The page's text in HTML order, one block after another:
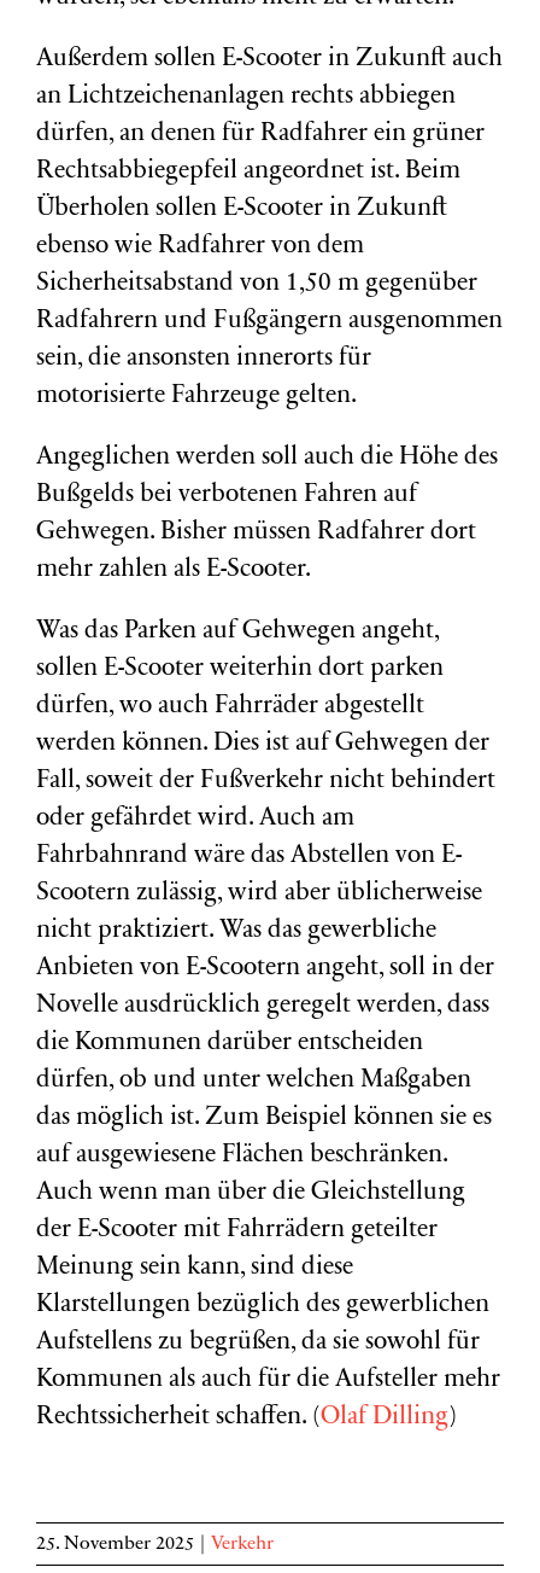
Außerdem sollen E-Scooter in Zukunft auch
an Lichtzeichenanlagen rechts abbiegen
dürfen, an denen für Radfahrer ein grüner
Rechtsabbiegepfeil angeordnet ist. Beim
Überholen sollen E-Scooter in Zukunft
ebenso wie Radfahrer von dem
Sicherheitsabstand von 1,50 m gegenüber
Radfahrern und Fußgängern ausgenommen
sein, die ansonsten innerorts für
motorisierte Fahrzeuge gelten.
Angeglichen werden soll auch die Höhe des
Bußgelds bei verbotenen Fahren auf
Gehwegen. Bisher müssen Radfahrer dort
mehr zahlen als E-Scooter.
Was das Parken auf Gehwegen angeht,
sollen E-Scooter weiterhin dort parken
dürfen, wo auch Fahrräder abgestellt
werden können. Dies ist auf Gehwegen der
Fall, soweit der Fußverkehr nicht behindert
oder gefährdet wird. Auch am
Fahrbahnrand wäre das Abstellen von E-
Scootern zulässig, wird aber üblicherweise
nicht praktiziert. Was das gewerbliche
Anbieten von E-Scootern angeht, soll in der
Novelle ausdrücklich geregelt werden, dass
die Kommunen darüber entscheiden
dürfen, ob und unter welchen Maßgaben
das möglich ist. Zum Beispiel können sie es
auf ausgewiesene Flächen beschränken.
Auch wenn man über die Gleichstellung
der E-Scooter mit Fahrrädern geteilter
Meinung sein kann, sind diese
Klarstellungen bezüglich des gewerblichen
Aufstellens zu begrüßen, da sie sowohl für
Kommunen als auch für die Aufsteller mehr
Rechtssicherheit schaffen. (Olaf Dilling)
25. November 2025 Verkehr